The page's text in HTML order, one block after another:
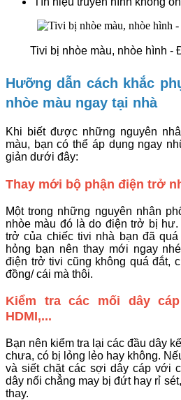
Tivi bị nhòe màu, nhòe hình -
Hưỡng dẫn cách khắc
nhòe màu ngay tại nhà
Khi biết được những nguyên
màu, bạn có thể áp dụng ngay
giản dưới đây:
Thay mới bộ phận điện trở
Một trong những nguyên nhân
nhòe màu đó là do điện trở bị
trở của chiếc tivi nhà bạn đã
hỏng bạn nên thay mới ngay
điện trở tivi cũng không quá đắt,
đồng/ cái mà thôi.
Kiểm tra các mối dây
HDMI,...
Bạn nên kiểm tra lại các đầu dây
chưa, có bị lỏng lẻo hay không.
và siết chặt các sợi dây cáp với
dây nối chẳng may bị đứt hay rỉ
thay.